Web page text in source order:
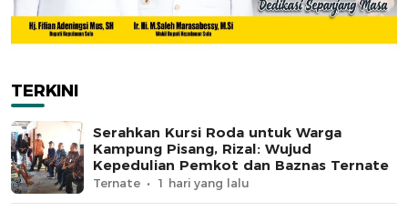
TERKINI
Serahkan Kursi Roda untuk Warga
Kampung Pisang, Rizal: Wujud
Kepedulian Pemkot dan Baznas Ternate
Ternate 1 hari yang lalu